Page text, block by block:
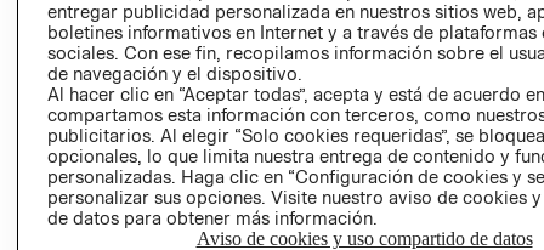
Ecuador ($)
CAMBIAR REGIÓN
entregar publicidad personalizada en nuestros sitios web,
boletines informativos en Internet y a través de plataformas
sociales. Con ese fin, recopilamos información sobre el
de navegación y el dispositivo.
Al hacer clic en “Aceptar todas”, acepta y está de acuerdo
compartamos esta información con terceros, como
publicitarios. Al elegir “Solo cookies requeridas”, se
opcionales, lo que limita nuestra entrega de contenido y
personalizadas. Haga clic en “Configuración de cookies y
personalizar sus opciones. Visite nuestro aviso de cookies
de datos para obtener más información.
Aviso de cookies y uso compartido de datos